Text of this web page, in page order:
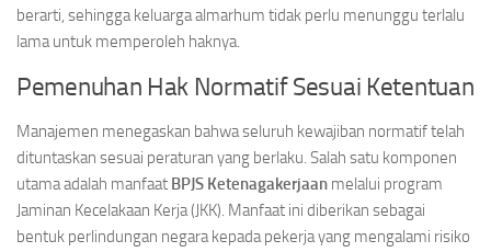
berarti, sehingga keluarga almarhum tidak perlu menunggu terlalu
lama untuk memperoleh haknya.
Pemenuhan Hak Normatif Sesuai Ketentuan
Manajemen menegaskan bahwa seluruh kewajiban normatif telah
dituntaskan sesuai peraturan yang berlaku. Salah satu komponen
utama adalah manfaat BPJS Ketenagakerjaan melalui program
Jaminan Kecelakaan Kerja (JKK). Manfaat ini diberikan sebagai
bentuk perlindungan negara kepada pekerja yang mengalami risiko